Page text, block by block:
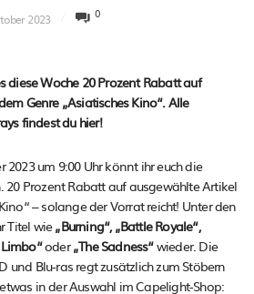
2023 0
diese Woche 20 Prozent Rabatt auf
Genre „Asiatisches Kino“. Alle
findest du hier!
2023 um 9:00 Uhr könnt ihr euch die
20 Prozent Rabatt auf ausgewählte Artikel
– solange der Vorrat reicht! Unter den
Titel wie„Burning“, „Battle Royale“,
oder„The Sadness“wieder. Die
und Blu-ras regt zusätzlich zum Stöbern
in der Auswahl im Capelight-Shop: